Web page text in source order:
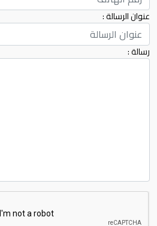
عنوان الرسالة :
رسالة :